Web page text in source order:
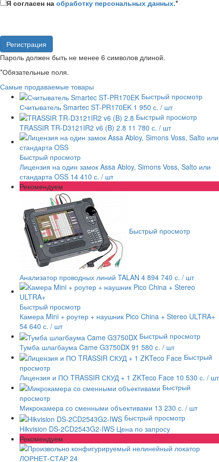
Я согласен на обработку персональных данных.*
Пароль должен быть не менее 6 символов длиной.
*Обязательные поля.
Самые продаваемые товары
Быстрый просмотр
Считыватель Smartec ST-PR170EK 1 950 с. / шт
Быстрый просмотр
TRASSIR TR-D3121IR2 v6 (B) 2.8 11 780 с. / шт
Быстрый просмотр
Лицензия на один замок Assa Abloy, Simons Voss, Salto или
стандарта OSS 14 410 с. / шт
Рекомендуем
Быстрый просмотр
Анализатор проводных линий TALAN 4 894 740 с. / шт
Быстрый просмотр
Камера Mini + роутер + наушник Pico China + Stereo ULTRA+
54 640 с. / шт
Быстрый просмотр
Тумба шлагбаума Came G3750DX 91 580 с. / шт
Быстрый
просмотр
Лицензия и ПО TRASSIR СКУД + 1 ZKTeco Face 10 530 с. / шт
Быстрый
просмотр
Микрокамера со сменными объективами 13 230 с. / шт
Быстрый просмотр
Hikvision DS-2CD2543G2-IWS Цена по запросу
Рекомендуем